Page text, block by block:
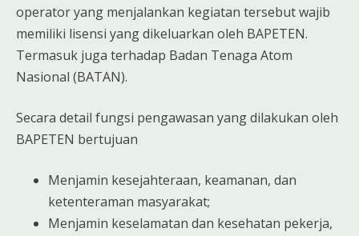
operator yang menjalankan kegiatan tersebut wajib
memiliki lisensi yang dikeluarkan oleh BAPETEN.
Termasuk juga terhadap Badan Tenaga Atom
Nasional (BATAN).
Secara detail fungsi pengawasan yang dilakukan oleh
BAPETEN bertujuan
Menjamin kesejahteraan, keamanan, dan
ketenteraman masyarakat;
Menjamin keselamatan dan kesehatan pekerja,